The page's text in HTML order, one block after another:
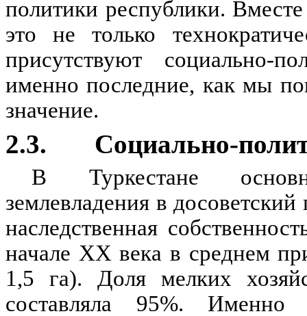
политики республики.
это не только
присутствуют социально-
именно последние, как мы
значение.
2.3. Социально-
В Туркестане
землевладения в
наследственная
начале ХХ века в среднем
1,5 га). Доля мелких
составляла 95%. Именно